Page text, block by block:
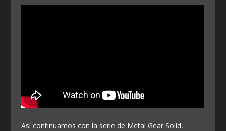
Así continuamos con la serie de Metal Gear Solid,